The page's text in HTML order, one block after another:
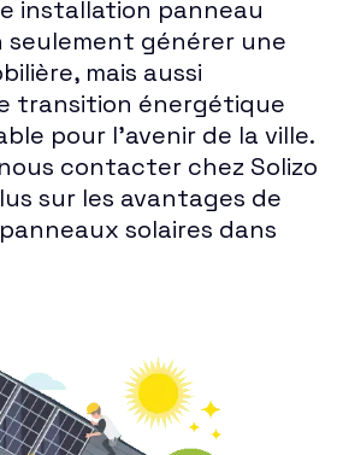
installation panneau
seulement générer une
mais aussi
transition énergétique
pour l'avenir de la ville.
contacter chez Solizo
sur les avantages de
solaires dans